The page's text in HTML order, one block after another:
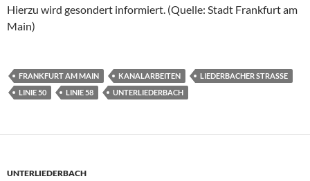
Hierzu wird gesondert informiert. (Quelle: Stadt Frankfurt am
Main)
FRANKFURT AM MAIN KANALARBEITEN
LIEDERBACHER STRASSE
LINIE 50
LINIE 58 UNTERLIEDERBACH
UNTERLIEDERBACH